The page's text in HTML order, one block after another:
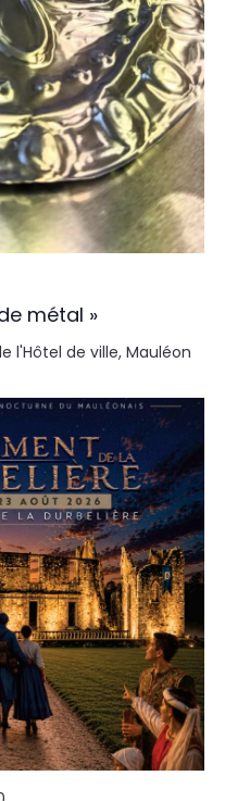
métal »
l'Hôtel de ville, Mauléon